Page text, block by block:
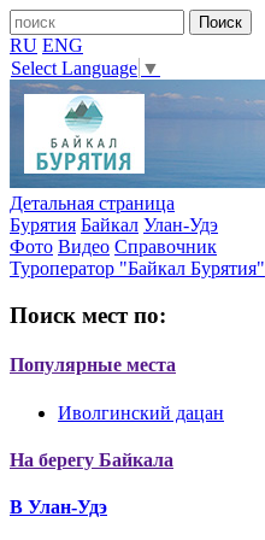
RU ENG
Select Language ▼
Детальная страница
Бурятия Байкал Улан-Удэ
Фото Видео Справочник
Туроператор "Байкал Бурятия"
Поиск мест по:
Популярные места
Иволгинский дацан
На берегу Байкала
В Улан-Удэ